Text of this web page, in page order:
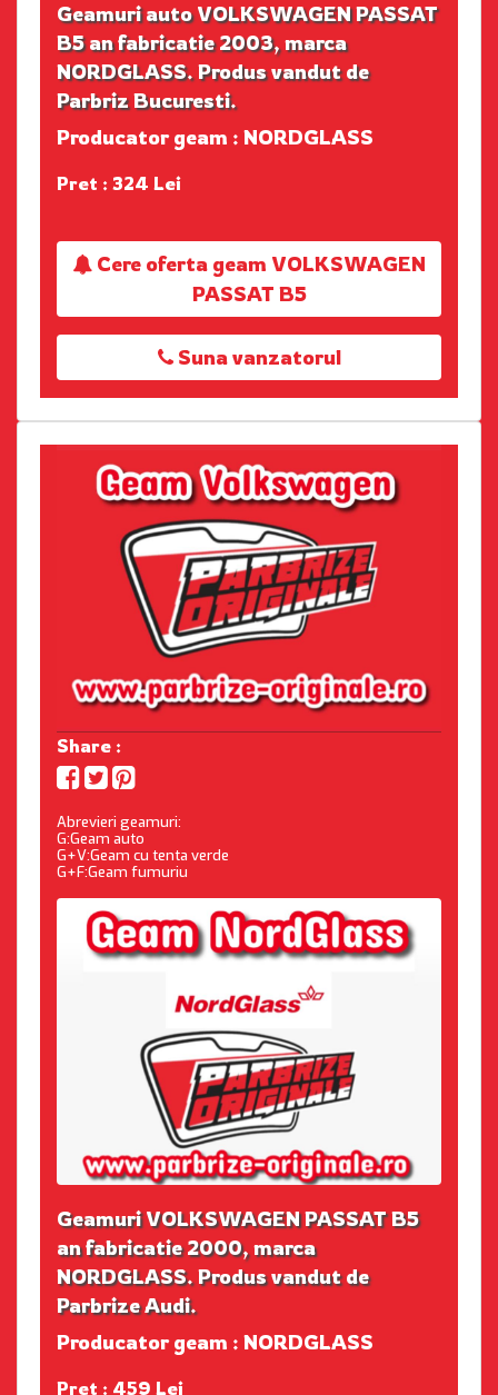
Geamuri auto VOLKSWAGEN PASSAT
B5 an fabricatie 2003, marca
NORDGLASS. Produs vandut de
Parbriz Bucuresti.
Producator geam : NORDGLASS
Pret : 324 Lei
Cere oferta geam VOLKSWAGEN
PASSAT B5
Suna vanzatorul
Share :
Abrevieri geamuri:
G:Geam auto
G+V:Geam cu tenta verde
G+F:Geam fumuriu
Geamuri VOLKSWAGEN PASSAT B5
an fabricatie 2000, marca
NORDGLASS. Produs vandut de
Parbrize Audi.
Producator geam : NORDGLASS
Pret : 459 Lei